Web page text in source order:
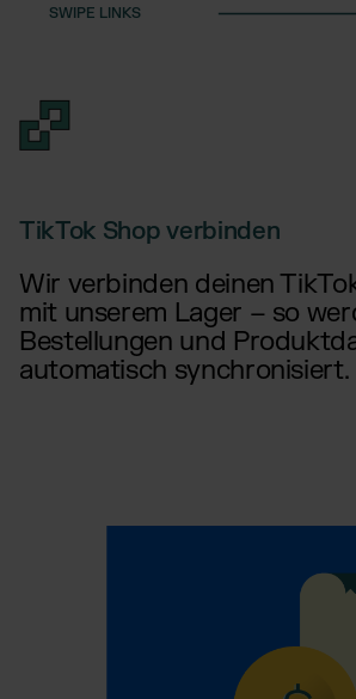
TikTok Shop verbinden
Wir verbinden deinen
mit unserem Lager – so
Bestellungen und
automatisch synchronisiert.